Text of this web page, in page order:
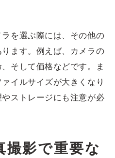
を選ぶ際には、その他の
ます。例えば、カメラの
そして価格などです。ま
イルサイズが大きくなり
ストレージにも注意が必
撮影で重要な